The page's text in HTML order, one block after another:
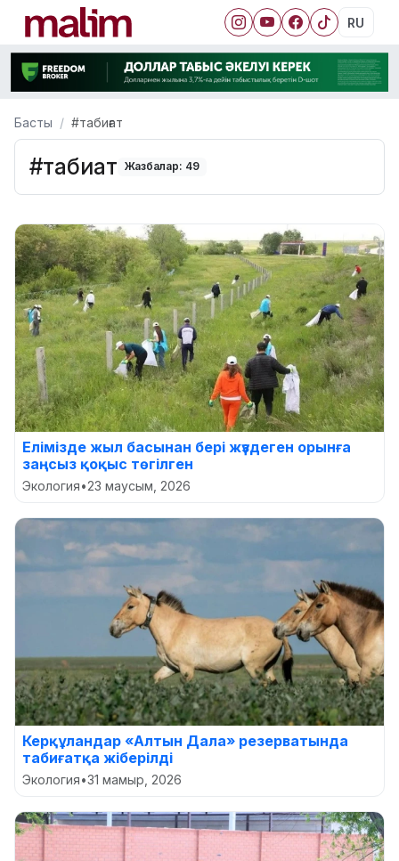
RU
Басты #табиғат
#табиғат Жазбалар: 49
Елімізде жыл басынан бері жүздеген орынға
заңсыз қоқыс төгілген
Экология•23 маусым, 2026
Керқұландар «Алтын Дала» резерватында
табиғатқа жіберілді
Экология•31 мамыр, 2026